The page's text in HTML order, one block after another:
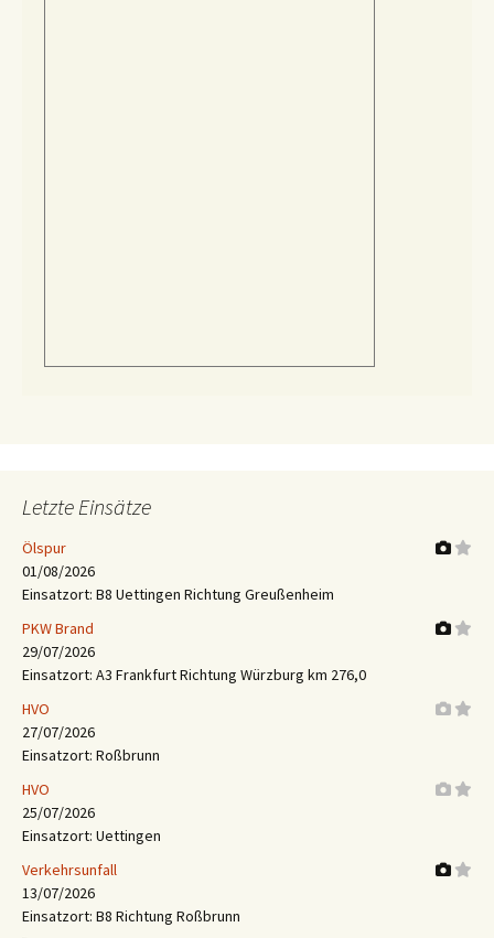
Letzte Einsätze
Ölspur
01/08/2026
Einsatzort: B8 Uettingen Richtung Greußenheim
PKW Brand
29/07/2026
Einsatzort: A3 Frankfurt Richtung Würzburg km 276,0
HVO
27/07/2026
Einsatzort: Roßbrunn
HVO
25/07/2026
Einsatzort: Uettingen
Verkehrsunfall
13/07/2026
Einsatzort: B8 Richtung Roßbrunn